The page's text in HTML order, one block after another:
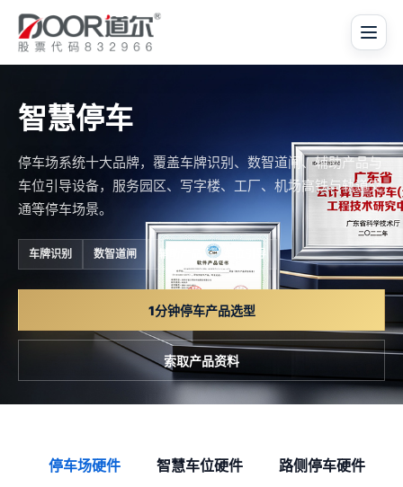
智慧停车
停车场系统十大品牌，覆盖车牌识别、数智道闸、辅助产品与
车位引导设备，服务园区、写字楼、工厂、机场高铁与轨道交
通等停车场景。
车牌识别 数智道闸 辅助产品 车位引导
1分钟停车产品选型
索取产品资料
停车场硬件 智慧车位硬件 路侧停车硬件